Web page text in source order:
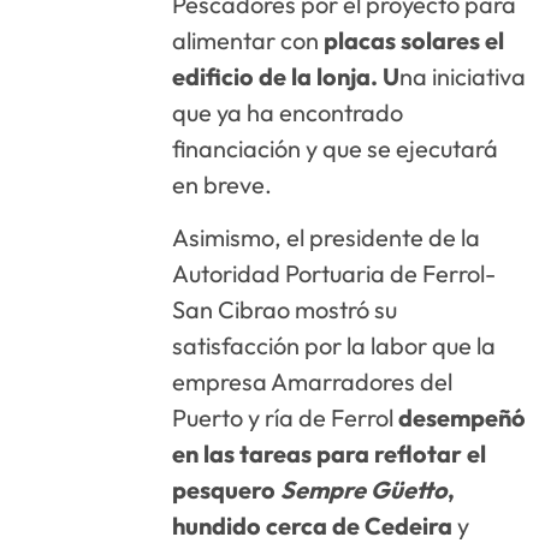
alimentar con placas solares el
edificio de la lonja. Una iniciativa
que ya ha encontrado
financiación y que se ejecutará
en breve.
Asimismo, el presidente de la
Autoridad Portuaria de Ferrol-
San Cibrao mostró su
satisfacción por la labor que la
empresa Amarradores del
Puerto y ría de Ferrol desempeñó
en las tareas para reflotar el
pesquero Sempre Güetto,
hundido cerca de Cedeira y